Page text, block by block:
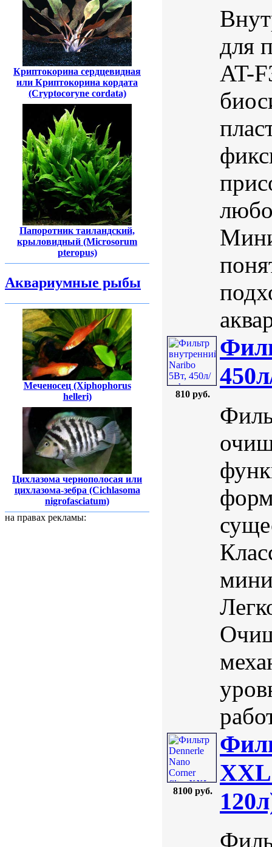
Криптокорина сердцевидная
или Криптокорина кордата
(Cryptocoryne cordata)
Папоротник таиландский,
крыловидный (Microsorum
pteropus)
Аквариумные рыбы
Меченосец (Xiphophorus
helleri)
Цихлазома чернополосая или
цихлазома-зебра (Cichlasoma
nigrofasciatum)
на правах рекламы:
для
AT-
810 руб.
8100 руб.
XXL